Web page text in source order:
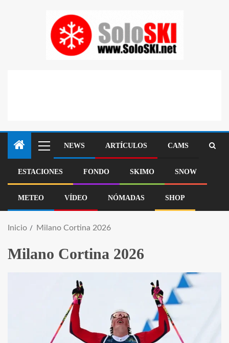
NEWS ARTÍCULOS CAMS
ESTACIONES FONDO SKIMO SNOW
METEO VÍDEO NÓMADAS SHOP
Inicio Milano Cortina 2026
Milano Cortina 2026